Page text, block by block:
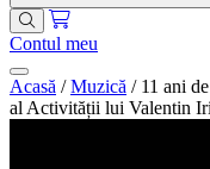
Contul meu
Acasă / Muzică / 11 ani
al Activității lui Valentin